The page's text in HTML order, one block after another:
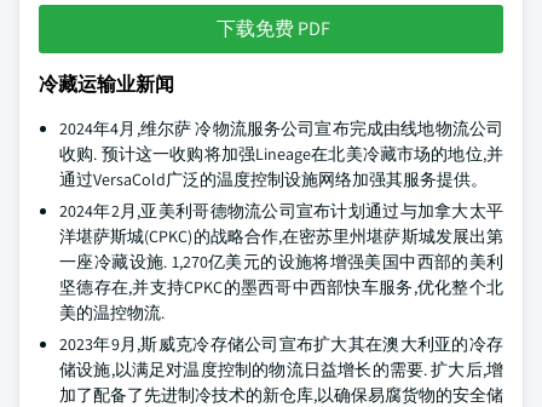
下载免费 PDF
冷藏运输业新闻
2024年4月,维尔萨 冷物流服务公司宣布完成由线地物流公司
收购. 预计这一收购将加强Lineage在北美冷藏市场的地位,并
通过VersaCold广泛的温度控制设施网络加强其服务提供。
2024年2月,亚美利哥德物流公司宣布计划通过与加拿大太平
洋堪萨斯城(CPKC)的战略合作,在密苏里州堪萨斯城发展出第
一座冷藏设施. 1,270亿美元的设施将增强美国中西部的美利
坚德存在,并支持CPKC的墨西哥中西部快车服务,优化整个北
美的温控物流.
2023年9月,斯威克冷存储公司宣布扩大其在澳大利亚的冷存
储设施,以满足对温度控制的物流日益增长的需要. 扩大后,增
加了配备了先进制冷技术的新仓库,以确保易腐货物的安全储